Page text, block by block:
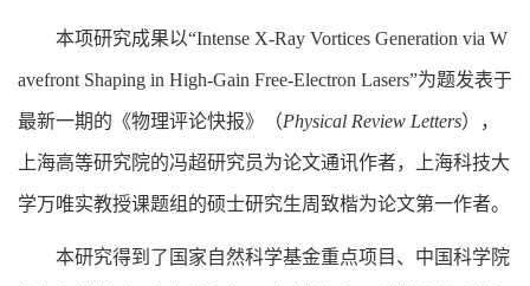
本项研究成果以“Intense X-Ray Vortices Generation via W
avefront Shaping in High-Gain Free-Electron Lasers”为题发表于
最新一期的《物理评论快报》（Physical Review Letters），
上海高等研究院的冯超研究员为论文通讯作者，上海科技大
学万唯实教授课题组的硕士研究生周致楷为论文第一作者。
本研究得到了国家自然科学基金重点项目、中国科学院